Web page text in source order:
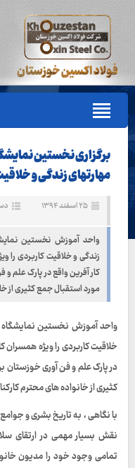
برگزاری نخستین
مهارتهای زندگی و
۲۵ اسفند ۱۳۹۴
واحد آموزش نخستین
زندگی و خلاقیت کاربردی را
کار آفرین واقع در پارک علم
مورد استقبال جمع کثیری از
واحد آموزش نخستین نمایشگاه
خلاقیت کاربردی را ویژه
در پارک علم و فن آوری خوزستان
کثیری از خانواده های محترم
با نگاهی ، به تاریخ بشری و
نقش بسیار مهمی در ارتقای
تمامی وجود خود را مدیون